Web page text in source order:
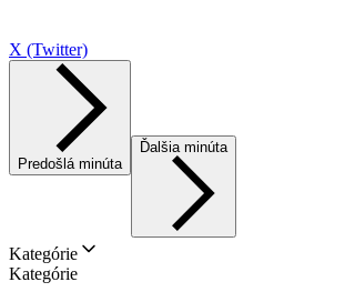
X (Twitter)
Predošlá minúta
Ďalšia minúta
Kategórie
Kategórie